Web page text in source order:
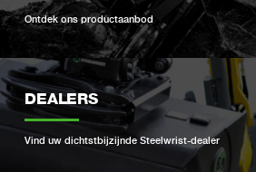
Ontdek ons ​​productaanbod
DEALERS
Vind uw dichtstbijzijnde Steelwrist-dealer